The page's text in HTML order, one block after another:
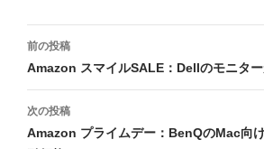
投
稿
ナ
ビ
前の投稿
Amazon スマイルSALE：Dellのモニタ
次の投稿
Amazon プライムデー：BenQのMac向